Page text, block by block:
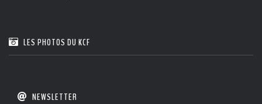
LES PHOTOS DU KCF
NEWSLETTER